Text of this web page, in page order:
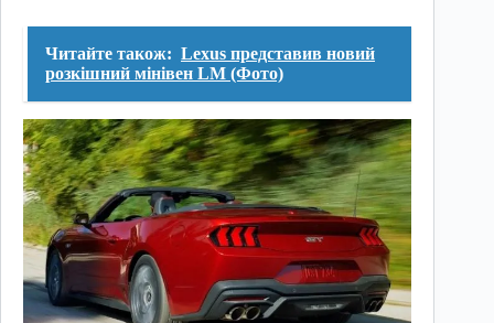
Читайте також: Lexus представив новий
розкішний мінівен LM (Фото)